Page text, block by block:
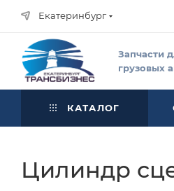
Екатеринбург
Запчасти
грузовых
КАТАЛОГ
Цилиндр